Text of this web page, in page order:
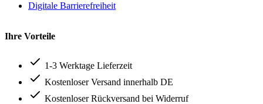
Digitale Barrierefreiheit
Ihre Vorteile
1-3 Werktage Lieferzeit
Kostenloser Versand innerhalb DE
Kostenloser Rückversand bei Widerruf